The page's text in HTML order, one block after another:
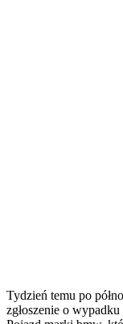
Tydzień temu po
zgłoszenie o